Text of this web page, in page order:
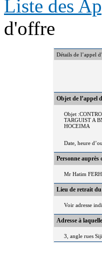
Liste des
d'offre
Détails de l’appel
Objet de l’appel
Objet
TARGUIST A
HOCEIMA
Date, heure
Personne auprès
Mr Hatim
Lieu de retrait du
Voir adresse
Adresse à
3, angle rues